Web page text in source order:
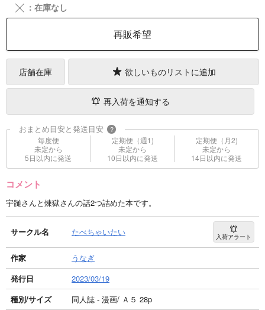
╳ ：在庫なし
再販希望
店舗在庫 欲しいものリストに追加
再入荷を通知する
おまとめ目安と発送目安 ?
毎度便
未定から
5日以内に発送
定期便（週1)
未定から
10日以内に発送
定期便（月2)
未定から
14日以内に発送
コメント
宇髄さんと煉獄さんの話2つ詰めた本です。
サークル名 たべちゃいたい 入荷アラート
作家
うなぎ
発行日
2023/03/19
種別/サイズ
同人誌 - 漫画/ Ａ５ 28p